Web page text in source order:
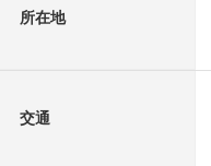
所在地
交通